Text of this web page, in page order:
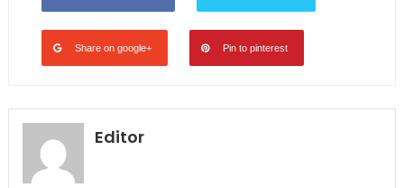
Share on google+ Pin to pinterest
Editor